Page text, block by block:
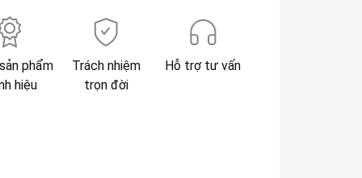
phẩm
hiệu
Trách nhiệm
trọn đời
Hỗ trợ tư vấn